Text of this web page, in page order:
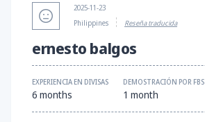
2025-11-23
Philippines
Reseña traducida
ernesto balgos
EXPERIENCIA EN DIVISAS
6 months
DEMOSTRACIÓN POR FBS
1 month